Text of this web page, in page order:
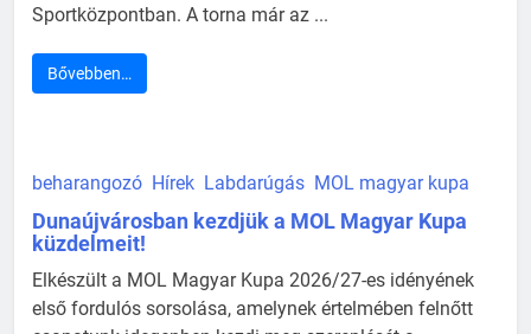
Sportközpontban. A torna már az ...
Bővebben…
beharangozó Hírek Labdarúgás MOL magyar kupa
Dunaújvárosban kezdjük a MOL Magyar Kupa
küzdelmeit!
Elkészült a MOL Magyar Kupa 2026/27-es idényének
első fordulós sorsolása, amelynek értelmében felnőtt